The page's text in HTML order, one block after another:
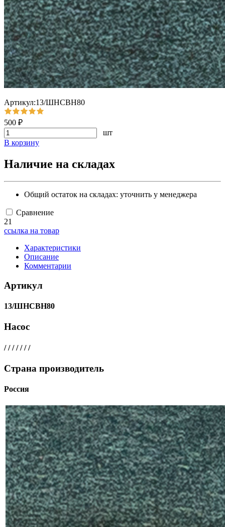
Артикул:13/ШНСВН80
500 ₽
шт
В корзину
Наличие на складах
Общий остаток на складах: уточнить у менеджера
Сравнение
21
ссылка на товар
Характеристики
Описание
Комментарии
Артикул
13/ШНСВН80
Насос
/ / / / / / /
Страна производитель
Россия